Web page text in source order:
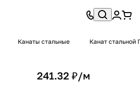
Канаты стальные Канат стальной
241.32 ₽/м